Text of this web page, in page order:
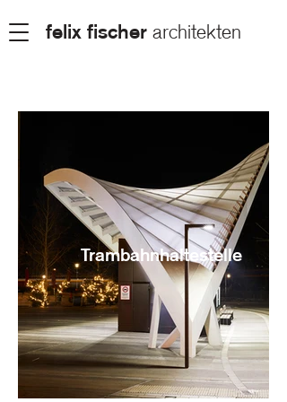
felix fischer architekten
Trambahnhaltestelle